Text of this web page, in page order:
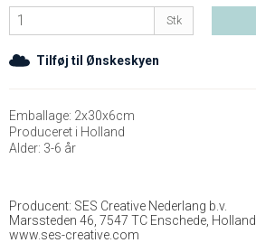
Stk
Tilføj til Ønskeskyen
Emballage: 2x30x6cm
Produceret i Holland
Alder: 3-6 år
Producent: SES Creative Nederlang b.v.
Marssteden 46, 7547 TC Enschede, Holland
www.ses-creative.com